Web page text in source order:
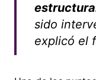
sido
explicó el